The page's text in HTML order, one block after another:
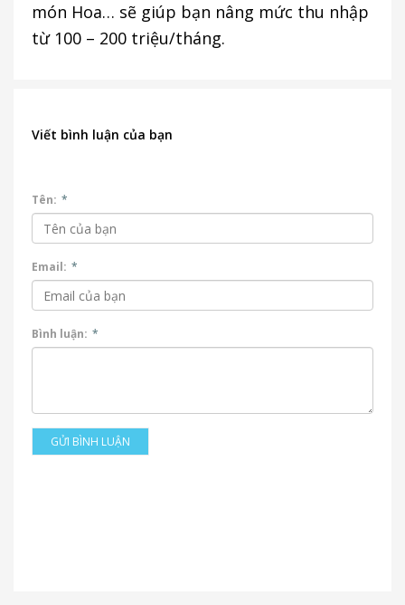
món Hoa… sẽ giúp bạn nâng mức thu nhập
từ 100 – 200 triệu/tháng.
Viết bình luận của bạn
Tên: *
Email: *
Bình luận: *
GỬI BÌNH LUẬN